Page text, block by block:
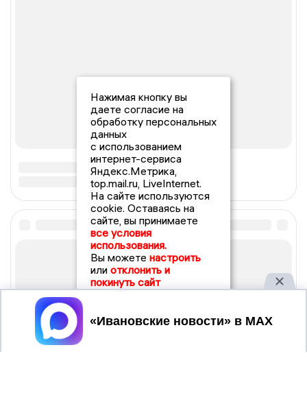
Нажимая кнопку вы
даете согласие на
обработку персональных
данных
с использованием
интернет-сервиса
Яндекс.Метрика,
top.mail.ru, LiveInternet.
На сайте используются
cookie. Оставаясь на
сайте, вы принимаете
все условия
использования.
Вы можете настроить
или отклонить и
покинуть сайт
Принять